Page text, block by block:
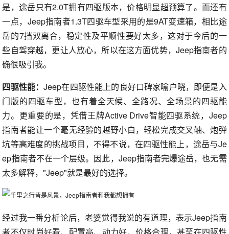
是，途岳只有2.0T拥有四驱版本，价格明显超预算了。而还有
一点，Jeep指南者1.3T四驱车型采用的是9AT变速箱，相比途
岳的7挡双离合，稳定性及平顺性要好太多，这对于今后的一
些自驾穿越，更让人放心，所以在这方面优势，Jeep指南者的
确很吸引我。
四驱性能：Jeep在四驱性能上的良好口碑家喻户晓，即便是入
门版的四驱车型，也有着全天候、全路况、全场景的四驱能
力。更重要的是，凭借王牌Active Drive智能四驱系统，Jeep
指南者能让一个毫无经验的越野小白，轻松完成交叉轴、炮弹
坑等高难度的挑战项目，不得不说，在四驱性能上，途岳与Je
ep指南者不在一个层级。因此，Jeep指南者完爆途岳，也无需
太多解释，"Jeep"就是最好的选择。
经过我一番分析论后，老婆觉得我说的有道理，表示Jeep指南